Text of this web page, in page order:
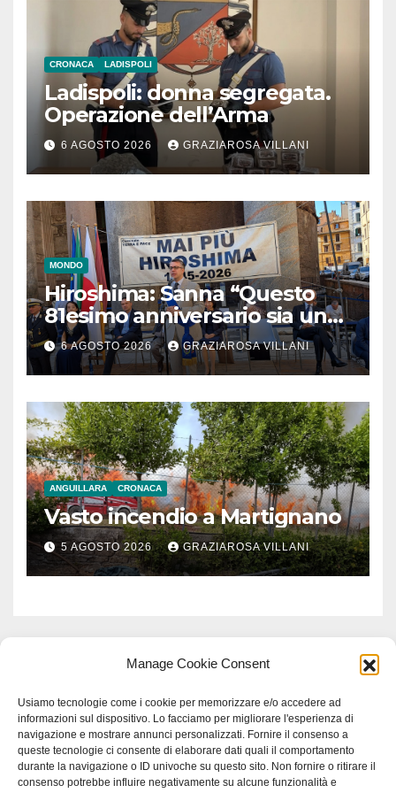
Manage Cookie Consent
Usiamo tecnologie come i cookie per memorizzare e/o accedere ad
informazioni sul dispositivo. Lo facciamo per migliorare l'esperienza di
navigazione e mostrare annunci personalizzati. Fornire il consenso a
queste tecnologie ci consente di elaborare dati quali il comportamento
durante la navigazione o ID univoche su questo sito. Non fornire o ritirare il
consenso potrebbe influire negativamente su alcune funzionalità e
CRONACA LADISPOLI
Ladispoli: donna segregata.
Operazione dell’Arma
6 AGOSTO 2026 GRAZIAROSA VILLANI
MONDO
Hiroshima: Sanna “Questo
81esimo anniversario sia un
monito per tutti”
6 AGOSTO 2026 GRAZIAROSA VILLANI
ANGUILLARA CRONACA
Vasto incendio a Martignano
5 AGOSTO 2026 GRAZIAROSA VILLANI